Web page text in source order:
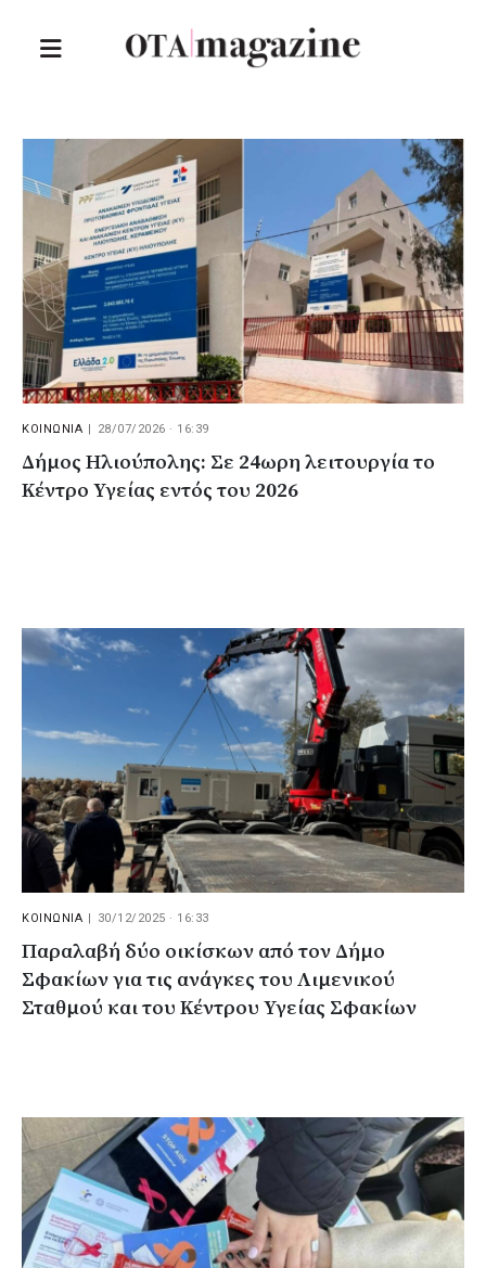
ΚΟΙΝΩΝΙΑ 28/07/2026 · 16:39
Δήμος Ηλιούπολης: Σε 24ωρη λειτουργία το
Κέντρο Υγείας εντός του 2026
ΚΟΙΝΩΝΙΑ 30/12/2025 · 16:33
Παραλαβή δύο οικίσκων από τον Δήμο
Σφακίων για τις ανάγκες του Λιμενικού
Σταθμού και του Κέντρου Υγείας Σφακίων